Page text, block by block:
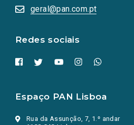
geral@pan.com.pt
Redes sociais
numa
nova
Espaço PAN Lisboa
Rua da Assunção, 7, 1.º andar